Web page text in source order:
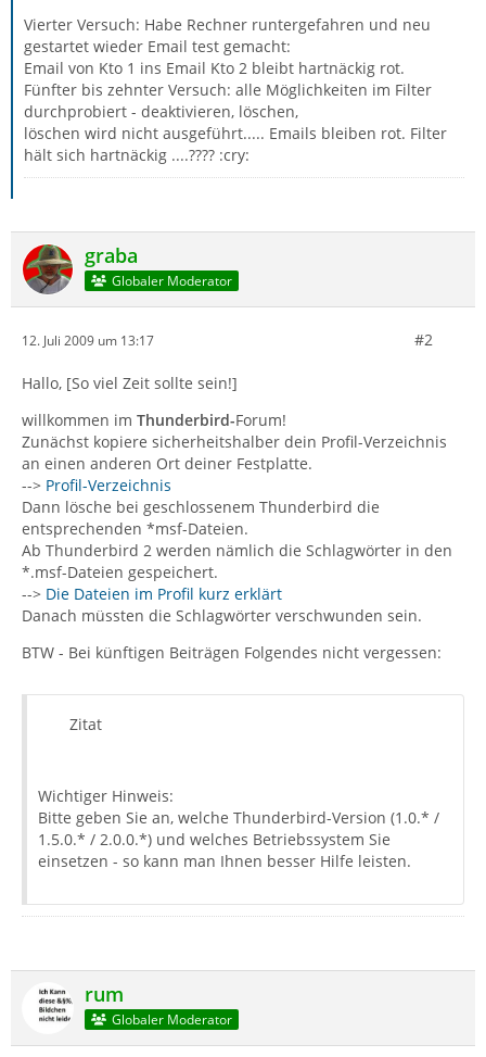
Vierter Versuch: Habe Rechner runtergefahren und neu
gestartet wieder Email test gemacht:
Email von Kto 1 ins Email Kto 2 bleibt hartnäckig rot.
Fünfter bis zehnter Versuch: alle Möglichkeiten im Filter
durchprobiert - deaktivieren, löschen,
löschen wird nicht ausgeführt..... Emails bleiben rot. Filter
hält sich hartnäckig ....???? :cry:
graba
Globaler Moderator
12. Juli 2009 um 13:17 #2
Hallo, [So viel Zeit sollte sein!]
willkommen im Thunderbird-Forum!
Zunächst kopiere sicherheitshalber dein Profil-Verzeichnis
an einen anderen Ort deiner Festplatte.
--> Profil-Verzeichnis
Dann lösche bei geschlossenem Thunderbird die
entsprechenden *msf-Dateien.
Ab Thunderbird 2 werden nämlich die Schlagwörter in den
*.msf-Dateien gespeichert.
--> Die Dateien im Profil kurz erklärt
Danach müssten die Schlagwörter verschwunden sein.
BTW - Bei künftigen Beiträgen Folgendes nicht vergessen:
Zitat
Wichtiger Hinweis:
Bitte geben Sie an, welche Thunderbird-Version (1.0.* /
1.5.0.* / 2.0.0.*) und welches Betriebssystem Sie
einsetzen - so kann man Ihnen besser Hilfe leisten.
rum
Globaler Moderator